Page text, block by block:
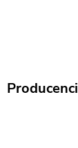
Producenci